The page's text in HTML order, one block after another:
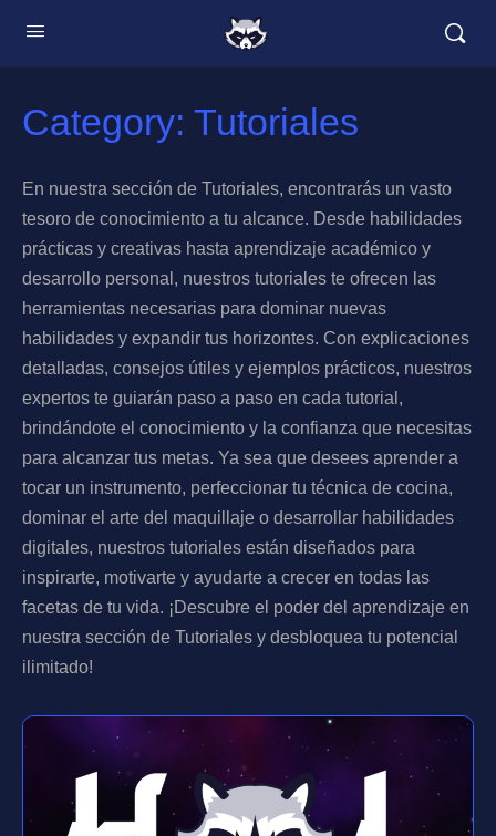
Category: Tutoriales
En nuestra sección de Tutoriales, encontrarás un vasto
tesoro de conocimiento a tu alcance. Desde habilidades
prácticas y creativas hasta aprendizaje académico y
desarrollo personal, nuestros tutoriales te ofrecen las
herramientas necesarias para dominar nuevas
habilidades y expandir tus horizontes. Con explicaciones
detalladas, consejos útiles y ejemplos prácticos, nuestros
expertos te guiarán paso a paso en cada tutorial,
brindándote el conocimiento y la confianza que necesitas
para alcanzar tus metas. Ya sea que desees aprender a
tocar un instrumento, perfeccionar tu técnica de cocina,
dominar el arte del maquillaje o desarrollar habilidades
digitales, nuestros tutoriales están diseñados para
inspirarte, motivarte y ayudarte a crecer en todas las
facetas de tu vida. ¡Descubre el poder del aprendizaje en
nuestra sección de Tutoriales y desbloquea tu potencial
ilimitado!